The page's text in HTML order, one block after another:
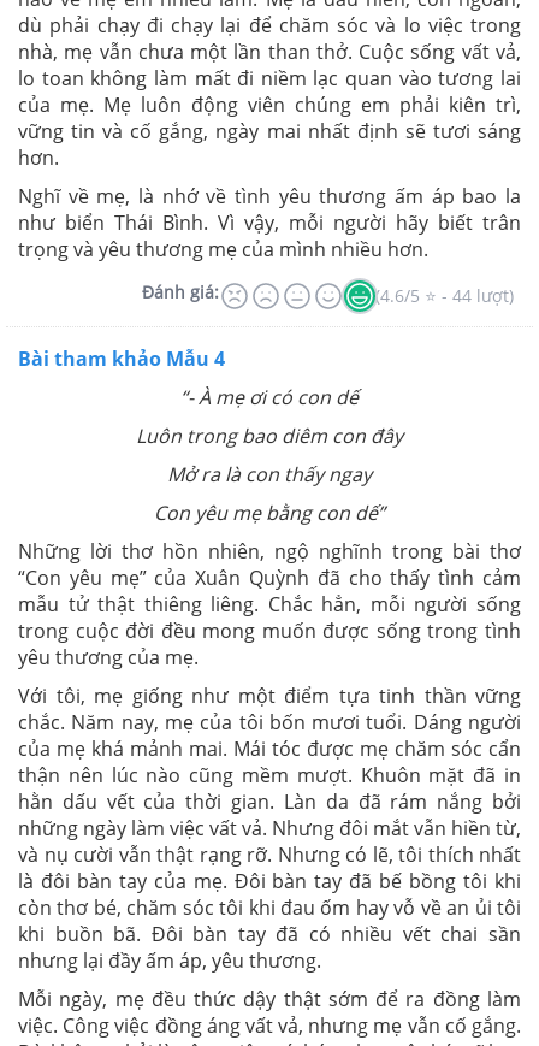
dù phải chạy đi chạy lại để chăm sóc và lo việc trong
nhà, mẹ vẫn chưa một lần than thở. Cuộc sống vất vả,
lo toan không làm mất đi niềm lạc quan vào tương lai
của mẹ. Mẹ luôn động viên chúng em phải kiên trì,
vững tin và cố gắng, ngày mai nhất định sẽ tươi sáng
hơn.
Nghĩ về mẹ, là nhớ về tình yêu thương ấm áp bao la
như biển Thái Bình. Vì vậy, mỗi người hãy biết trân
trọng và yêu thương mẹ của mình nhiều hơn.
Đánh giá: (4.6/5 ⭐ - 44 lượt)
Bài tham khảo Mẫu 4
“- À mẹ ơi có con dế
Luôn trong bao diêm con đây
Mở ra là con thấy ngay
Con yêu mẹ bằng con dế”
Những lời thơ hồn nhiên, ngộ nghĩnh trong bài thơ
“Con yêu mẹ” của Xuân Quỳnh đã cho thấy tình cảm
mẫu tử thật thiêng liêng. Chắc hẳn, mỗi người sống
trong cuộc đời đều mong muốn được sống trong tình
yêu thương của mẹ.
Với tôi, mẹ giống như một điểm tựa tinh thần vững
chắc. Năm nay, mẹ của tôi bốn mươi tuổi. Dáng người
của mẹ khá mảnh mai. Mái tóc được mẹ chăm sóc cẩn
thận nên lúc nào cũng mềm mượt. Khuôn mặt đã in
hằn dấu vết của thời gian. Làn da đã rám nắng bởi
những ngày làm việc vất vả. Nhưng đôi mắt vẫn hiền từ,
và nụ cười vẫn thật rạng rỡ. Nhưng có lẽ, tôi thích nhất
là đôi bàn tay của mẹ. Đôi bàn tay đã bế bồng tôi khi
còn thơ bé, chăm sóc tôi khi đau ốm hay vỗ về an ủi tôi
khi buồn bã. Đôi bàn tay đã có nhiều vết chai sần
nhưng lại đầy ấm áp, yêu thương.
Mỗi ngày, mẹ đều thức dậy thật sớm để ra đồng làm
việc. Công việc đồng áng vất vả, nhưng mẹ vẫn cố gắng.